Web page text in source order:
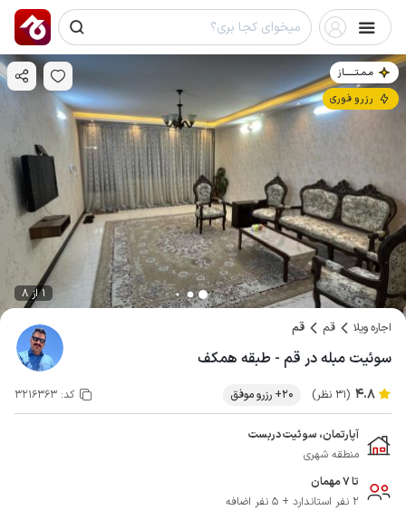
مـمـتــــــاز
رزرو فوری
1 از 8
اجاره ویلا قم قم
سوئیت مبله در قم - طبقه همکف
4.8 (31 نظر) 20+ رزرو موفق کد: 3216363
آپارتمان، سوئیت دربست
منطقه شهری
تا 7 مهمان
2 نفر استاندارد + 5 نفر اضافه